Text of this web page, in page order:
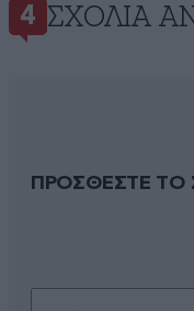
4 ΣΧΌΛΙΑ
ΠΡΟΣΘΕΣΤΕ ΤΟ